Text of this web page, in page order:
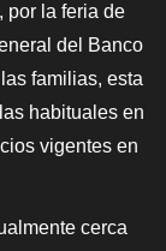
por la feria de
del Banco
familias, esta
habituales en
vigentes en
cerca